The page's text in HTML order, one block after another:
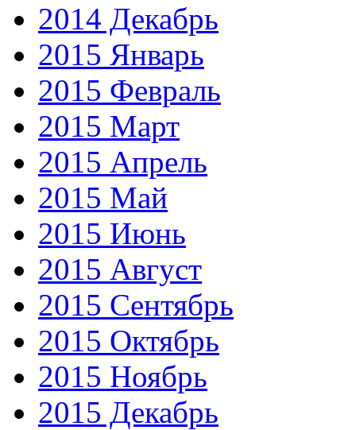
2014 Декабрь
2015 Январь
2015 Февраль
2015 Март
2015 Апрель
2015 Май
2015 Июнь
2015 Август
2015 Сентябрь
2015 Октябрь
2015 Ноябрь
2015 Декабрь